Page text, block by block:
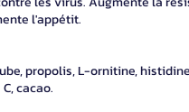
l'appétit.
propolis, L-ornitine,
cacao.